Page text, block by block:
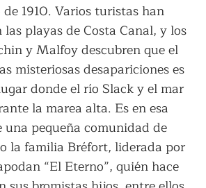
1910. Varios turistas han
playas de Costa Canal, y los
y Malfoy descubren que el
misteriosas desapariciones es
donde el río Slack y el mar
la marea alta. Es en esa
una pequeña comunidad de
la familia Bréfort, liderada por
“El Eterno”, quién hace